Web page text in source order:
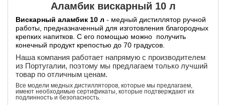
Аламбик вискарный 10 л
Вискарный аламбик 10 л - медный дистиллятор ручной
работы, предназначенный для изготовления благородных
крепких напитков. С его помощью можно получить
конечный продукт крепостью до 70 градусов.
Наша компания работает напрямую с производителем
из Португалии, поэтому мы предлагаем только лучший
товар по отличным ценам.
Все модели медных дистилляторов, которые мы предлагаем,
имеют необходимые сертификаты, которые подтверждают их
подлинность и безопасность.